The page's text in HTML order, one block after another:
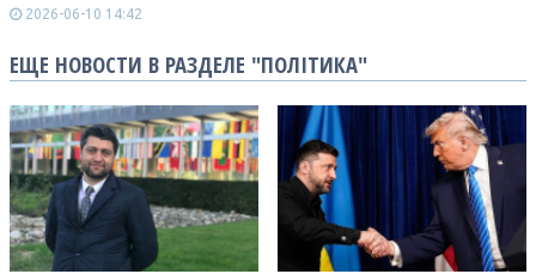
2026-06-10 14:42
ЕЩЕ НОВОСТИ В РАЗДЕЛЕ "ПОЛІТИКА"